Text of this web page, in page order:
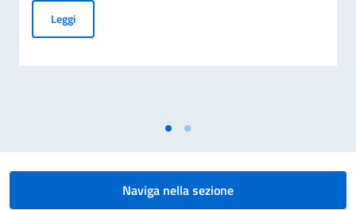
LeggiArcheologia e IA: eccellenze italiane a confronto a
Naviga nella sezione